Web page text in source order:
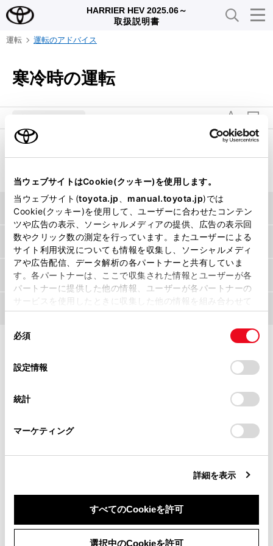
当ウェブサイトはCookie(クッキー)を使用します。
当ウェブサイト(toyota.jp manual.toyota.jp)では
Cookie(クッキー)を使用して、ユーザーに合わせたコンテン
ツや広告の表示、ソーシャルメディアの提供、広告の表示回
数やクリック数の測定を行っています。またユーザーによる
サイト利用状況についても情報を収集し、ソーシャルメディ
アや広告配信、データ解析の各パートナーと共有していま
す。各パートナーは、ここで収集された情報とユーザーが各
パートナーに提供した他の情報、ユーザーが各パートナーの
サービスを使用したときに収集した他の情報を組み合わせて
使用することがあります。当ウェブサイトの使用を続行する
デバイスにすべてのCookie(クッキー)が保存されることに同
意したことになります。Cookie(クッキー)のオプトアウト、
設定の変更、同意を撤回したりするにあたっては、当社の
「Cookie（クッキー）情報の取り扱いについて
」をご覧くだ
必須
設定情報
統計
マーケティング
詳細を表示
すべてのCookieを許可
選択中のCookieを許可
HARRIER HEV 2025.06～
取扱説明書
運転 運転のアドバイス
寒冷時の運転
メニュー
冬を迎える前の準備について
運転する前に
運転するとき
駐車するとき
合わせて見られているページ
レーダークルーズコントロール
フォグランプスイッチ
このページは役に立ちましたか？